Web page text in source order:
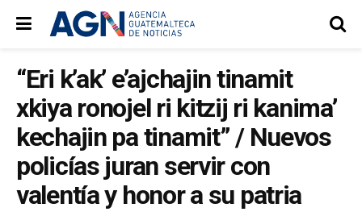
“Eri k’ak’ e’ajchajin tinamit
xkiya ronojel ri kitzij ri kanima’
kechajin pa tinamit” / Nuevos
policías juran servir con
valentía y honor a su patria